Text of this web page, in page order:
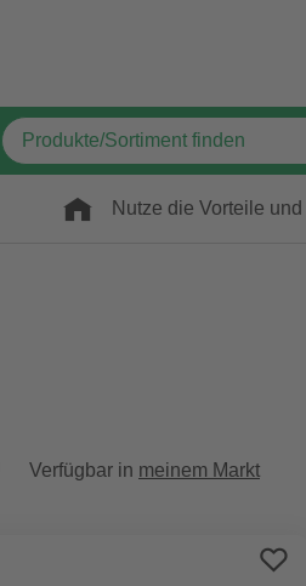
Nutze die Vorteile und
Verfügbar in meinem Markt